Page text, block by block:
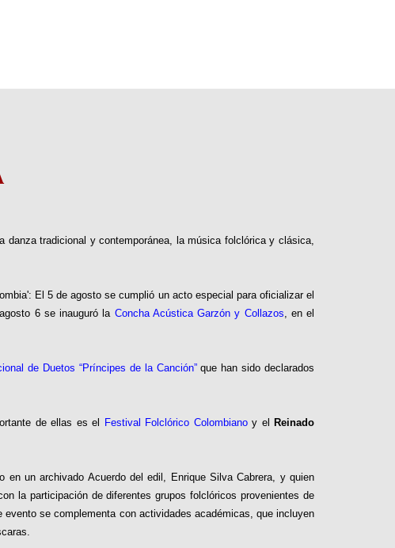
tradicional y contemporánea, la música folclórica y clásica,
El 5 de agosto se cumplió un acto especial para oficializar el
6 se inauguró la Concha Acústica Garzón y Collazos, en el
de Duetos “Príncipes de la Canción”que han sido declarados
de ellas es el Festival Folclórico Colombianoy el
Reinado
en un archivado Acuerdo del edil, Enrique Silva Cabrera, y quien
la participación de diferentes grupos folclóricos provenientes de
se complementa con actividades académicas, que incluyen